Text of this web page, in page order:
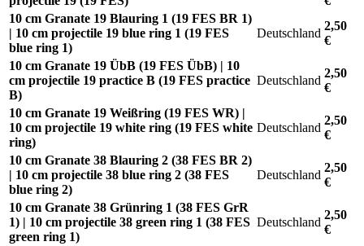
10 cm Granate 19 Blauring 1 (19 FES BR 1)
| 10 cm projectile 19 blue ring 1 (19 FES
blue ring 1)
Deutschland
2,50
€
10 cm Granate 19 ÜbB (19 FES ÜbB) | 10
cm projectile 19 practice B (19 FES practice
B)
Deutschland
2,50
€
10 cm Granate 19 Weißring (19 FES WR) |
10 cm projectile 19 white ring (19 FES white
ring)
Deutschland
2,50
€
10 cm Granate 38 Blauring 2 (38 FES BR 2)
| 10 cm projectile 38 blue ring 2 (38 FES
blue ring 2)
Deutschland
2,50
€
10 cm Granate 38 Grünring 1 (38 FES GrR
1) | 10 cm projectile 38 green ring 1 (38 FES
green ring 1)
Deutschland
2,50
€